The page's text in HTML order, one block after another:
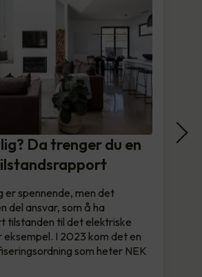
Da trenger du en
er spennende, men det
del ansvar, som å ha
tilstanden til det elektriske
I 2023 kom det en
som heter NEK